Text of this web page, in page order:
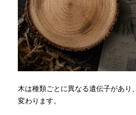
木は種類ごとに異なる遺伝子があり
変わります。